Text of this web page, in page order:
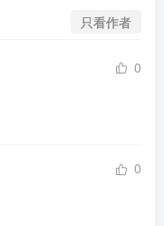
只看作者
0
0